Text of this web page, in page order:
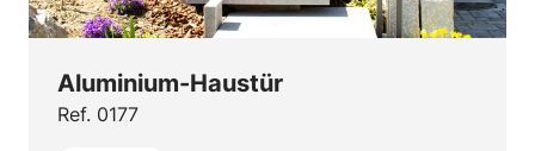
Aluminium-Haustür
Ref. 0177